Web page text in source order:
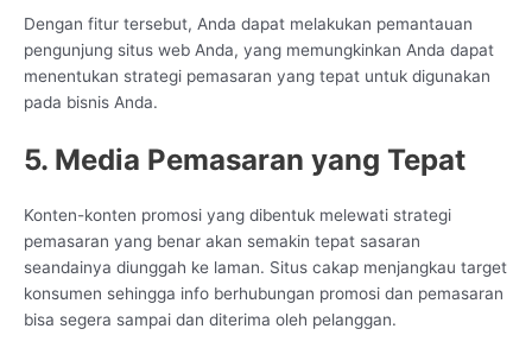
Dengan fitur tersebut, Anda dapat melakukan pemantauan
pengunjung situs web Anda, yang memungkinkan Anda dapat
menentukan strategi pemasaran yang tepat untuk digunakan
pada bisnis Anda.
5. Media Pemasaran yang Tepat
Konten-konten promosi yang dibentuk melewati strategi
pemasaran yang benar akan semakin tepat sasaran
seandainya diunggah ke laman. Situs cakap menjangkau target
konsumen sehingga info berhubungan promosi dan pemasaran
bisa segera sampai dan diterima oleh pelanggan.